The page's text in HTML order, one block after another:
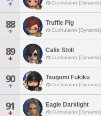
Cuchulainn [Dynamis]
88 Truffle Pig
Cuchulainn [Dynamis]
89 Calix Stoll
Cuchulainn [Dynamis]
90 Tsugumi Fukiku
Cuchulainn [Dynamis]
91 Eagle Darklight
Cuchulainn [Dynamis]